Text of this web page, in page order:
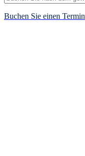
Buchen Sie einen Termin